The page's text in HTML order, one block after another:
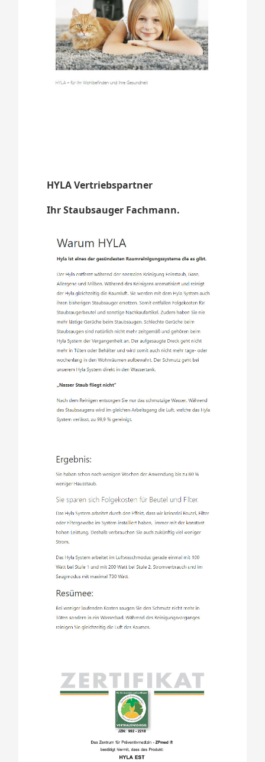
HYLA Vertriebspartner
Ihr Staubsauger Fachmann.